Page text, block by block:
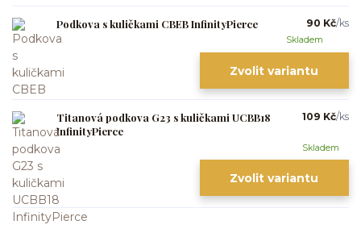
Podkova s kuličkami CBEB InfinityPierce 90 Kč/ks
Skladem
Zvolit variantu
Titanová podkova G23 s kuličkami UCBB18
InfinityPierce
109 Kč/ks
Skladem
Zvolit variantu